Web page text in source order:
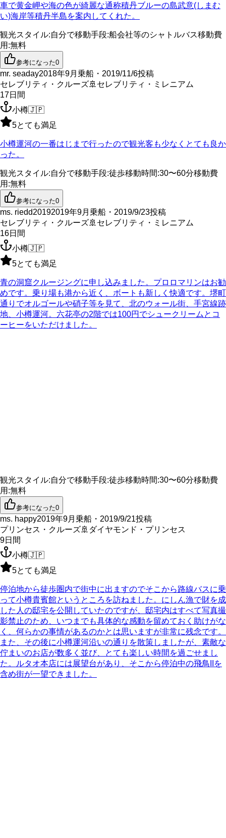
車で黄金岬や海の色が綺麗な通称積丹ブルーの島武意(しまむ
い)海岸等積丹半島を案内してくれた。
観光スタイル:自分で移動手段:船会社等のシャトルバス移動費
用 :無料
参考になった0
mr. seaday2018年9月乗船・2019/11/6投稿
セレブリティ・クルーズ🚢 セレブリティ・ミレニアム
17日間
小樽🇯🇵
5とても満足
小樽運河の一番はじまで行ったので観光客も少なくとても良か
った。
観光スタイル:自分で移動手段:徒歩移動時間:30〜60分移動費
用 :無料
参考になった0
ms. riedd20192019年9月乗船・2019/9/23投稿
セレブリティ・クルーズ🚢 セレブリティ・ミレニアム
16日間
小樽🇯🇵
5とても満足
青の洞窟クルージングに申し込みました。プロロマリンはお勧
めです。乗り場も港から近く、ボートも新しく快適です。堺町
通りでオルゴールや硝子等を見て、北のウォール街、手宮線跡
地、小樽運河。六花亭の2階では100円でシュークリームとコ
ーヒーをいただけました。
観光スタイル:自分で移動手段:徒歩移動時間:30〜60分移動費
用 :無料
参考になった0
ms. happy2019年9月乗船・2019/9/21投稿
プリンセス・クルーズ🚢 ダイヤモンド・プリンセス
9日間
小樽🇯🇵
5とても満足
停泊地から徒歩圏内で街中に出ますのでそこから路線バスに乗
って小樽貴賓館というところを訪ねました。にしん漁で財を成
した人の邸宅を公開していたのですが、邸宅内はすべて写真撮
影禁止のため、いつまでも具体的な感動を留めておく助けがな
く、何らかの事情があるのかとは思いますが非常に残念です。
また、その後に小樽運河沿いの通りを散策しましたが、素敵な
佇まいのお店が数多く並び、とても楽しい時間を過ごせまし
た。ルタオ本店には展望台があり、そこから停泊中の飛鳥IIを
含め街が一望できました。